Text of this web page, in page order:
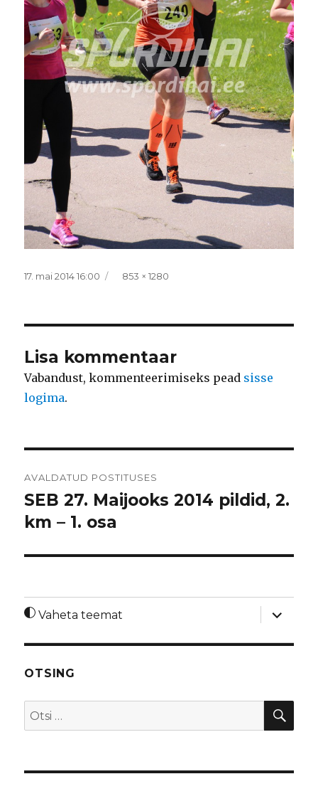
Postitatud
17. mai 2014 16:00 Täissuurus
853 × 1280
Lisa kommentaar
Vabandust, kommenteerimiseks pead sisse
logima.
AVALDATUD POSTITUSES
SEB 27. Maijooks 2014 pildid, 2.
km – 1. osa
Vaheta teemat
laienda
OTSING
Otsi: